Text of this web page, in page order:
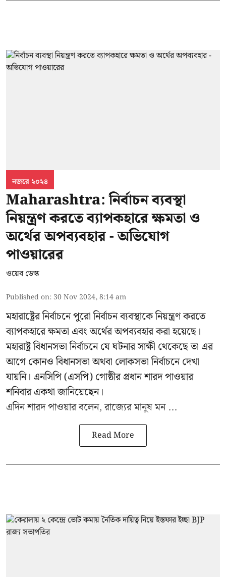
নজরে ২০২৪
Maharashtra: নির্বাচন ব্যবস্থা
নিয়ন্ত্রণ করতে ব্যাপকহারে ক্ষমতা ও
অর্থের অপব্যবহার - অভিযোগ
পাওয়ারের
ওয়েব ডেস্ক
Published on: 30 Nov 2024, 8:14 am
মহারাষ্ট্রের নির্বাচনে পুরো নির্বাচন ব্যবস্থাকে নিয়ন্ত্রণ করতে
ব্যাপকহারে ক্ষমতা এবং অর্থের অপব্যবহার করা হয়েছে।
মহারাষ্ট্র বিধানসভা নির্বাচনে যে ঘটনার সাক্ষী থেকেছে তা এর
আগে কোনও বিধানসভা অথবা লোকসভা নির্বাচনে দেখা
যায়নি। এনসিপি (এসপি) গোষ্ঠীর প্রধানশারদ পাওয়ার
শনিবার একথা জানিয়েছেন।
এদিন শারদ পাওয়ার বলেন, রাজ্যের মানুষ মন ...
Read More